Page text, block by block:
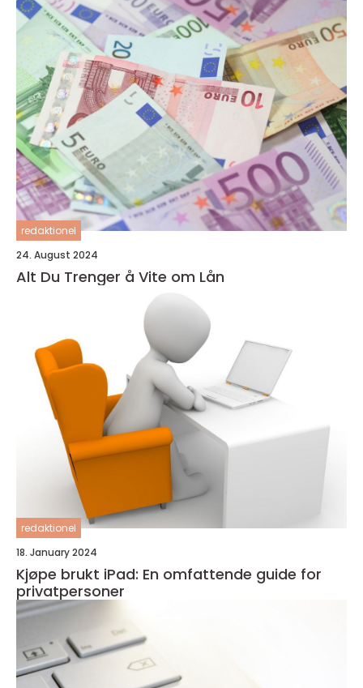
redaktionel
24. August 2024
Alt Du Trenger å Vite om Lån
redaktionel
18. January 2024
Kjøpe brukt iPad: En omfattende guide for
privatpersoner